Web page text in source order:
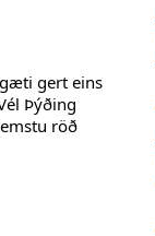
gert eins
Þýðing
röð